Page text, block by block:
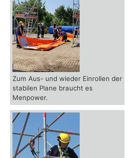
Zum Aus- und wieder Einrollen der
stabilen Plane braucht es
Menpower.